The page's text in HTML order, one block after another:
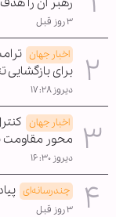
۳ روز قبل
اخبار جهان
برای
دیروز ۱۷:۲۸
اخبار جهان
محور مقاومت
دیروز ۱۶:۳۰
چندرسانه‌ای
۳ روز قبل